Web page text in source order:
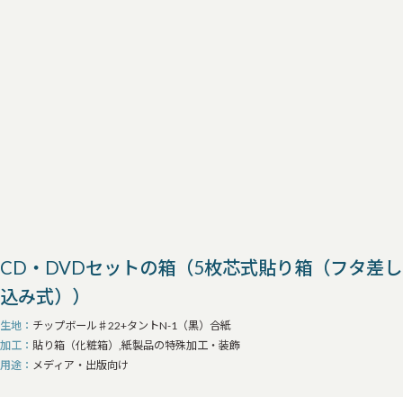
CD・DVDセットの箱（5枚芯式貼り箱（フタ差し
込み式））
生地
チップボール♯22+タントN-1（黒）合紙
加工
貼り箱（化粧箱）,紙製品の特殊加工・装飾
用途
メディア・出版向け